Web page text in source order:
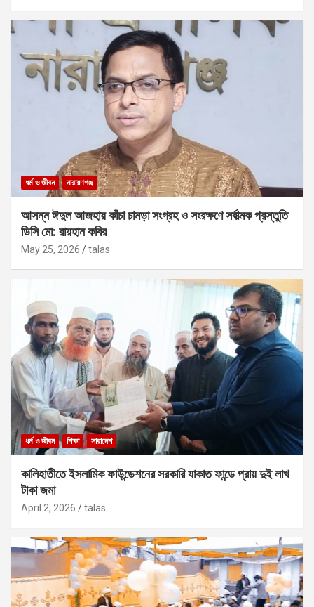
ধর্ম ও জীবন নারায়ণগঞ্জ
আসন্ন ঈদুল আজহায় কাঁচা চামড়া সংগ্রহ ও সংরক্ষণে সর্বাত্মক প্রস্তুতি
ডিসি মো: রায়হান কবির
May 25, 2026 talas
ধর্ম ও জীবন শিক্ষা সারাদেশ
কালিহাতীতে ইসলামিক ফাউন্ডেশনের সরকারি যাকাত ফান্ডে প্রায় দুই লাখ
টাকা জমা
April 2, 2026 talas